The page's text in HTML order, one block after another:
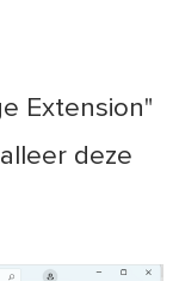
Extension"
deze